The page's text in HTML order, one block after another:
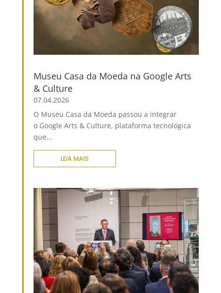
Museu Casa da Moeda na Google Arts
& Culture
07.04.2026
O Museu Casa da Moeda passou a integrar
o Google Arts & Culture, plataforma tecnológica
que...
LEIA MAIS